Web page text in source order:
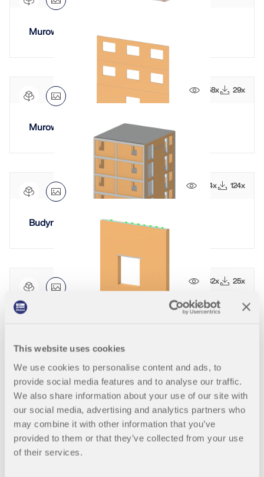
This website uses cookies
We use cookies to personalise content and ads, to
provide social media features and to analyse our traffic.
We also share information about your use of our site with
our social media, advertising and analytics partners who
may combine it with other information that you’ve
provided to them or that they’ve collected from your use
of their services.
Murowana hala łukowa
558x 29x
Murowana ściana elewacyjna
744x 124x
Budynek murowany
432x 25x
568x 42x
budynek